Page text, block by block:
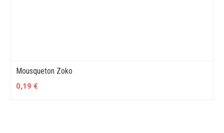
Mousqueton Zoko
0,19 €